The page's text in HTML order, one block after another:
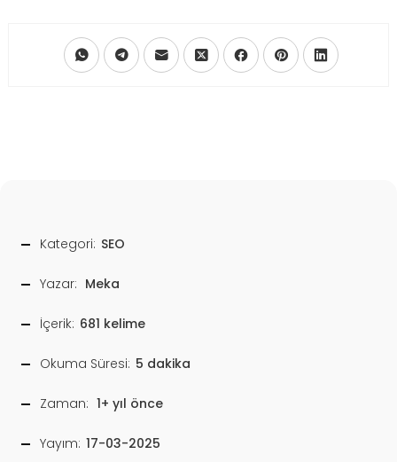
Kategori: SEO
Yazar: Meka
İçerik: 681 kelime
Okuma Süresi: 5 dakika
Zaman: 1+ yıl önce
Yayım: 17-03-2025